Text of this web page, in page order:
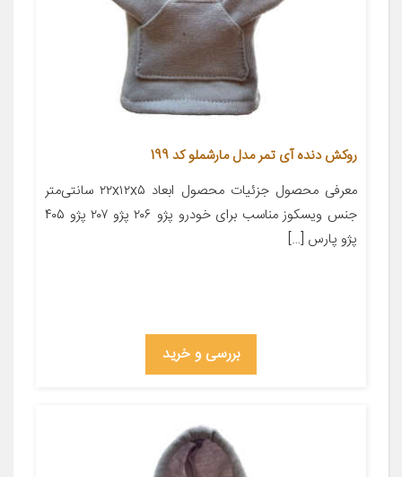
روکش دنده آی تمر مدل مارشملو کد 199
معرفی محصول جزئیات محصول ابعاد ۲۲x۱۲x۵ سانتی‌متر
جنس ویسکوز مناسب برای خودرو پژو ۲۰۶ پژو ۲۰۷ پژو ۴۰۵
پژو پارس […]
بررسی و خرید